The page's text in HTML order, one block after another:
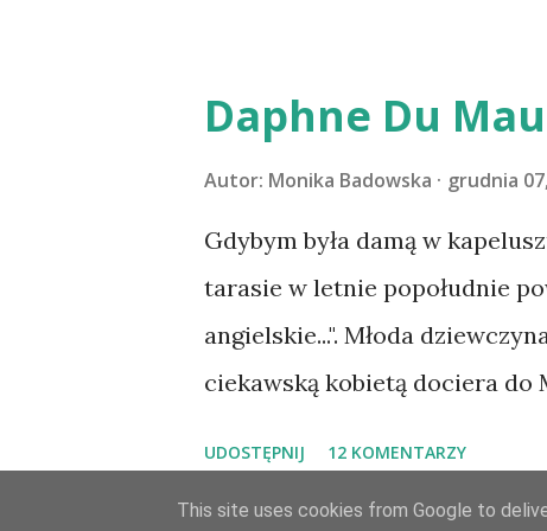
Daphne Du
Autor: Monika Badowska grudnia
Gdybym była damą w
tarasie w letnie popołudnie
angielskie...". Młoda
ciekawską kobietą dociera do
owdowiałego przed
Maxim zaczyna opiekować
UDOSTĘPNIJ 12 KOMENTARZY
This site uses cookies from Google to